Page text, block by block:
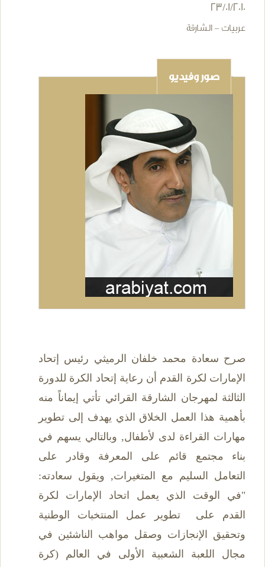
23/01/2010
عربيات - الشارقة
صور وفيديو
صرح سعادة محمد خلفان الرميثي رئيس إتحاد
الإمارات لكرة القدم أن رعاية إتحاد الكرة للدورة
الثالثة لمهرجان الشارقة القرائي تأتي إيماناً منه
بأهمية هذا العمل الخلاق الذي يهدف إلى تطوير
مهارات القراءة لدى لأطفال, وبالتالي يسهم في
بناء مجتمع قائم على المعرفة وقادر على
التعامل السليم مع المتغيرات, ويقول سعادته:
"في الوقت الذي يعمل اتحاد الإمارات لكرة
القدم على تطوير عمل المنتخبات الوطنية
وتحقيق الإنجازات وصقل مواهب الناشئين في
مجال اللعبة الشعبية الأولى في العالم (كرة